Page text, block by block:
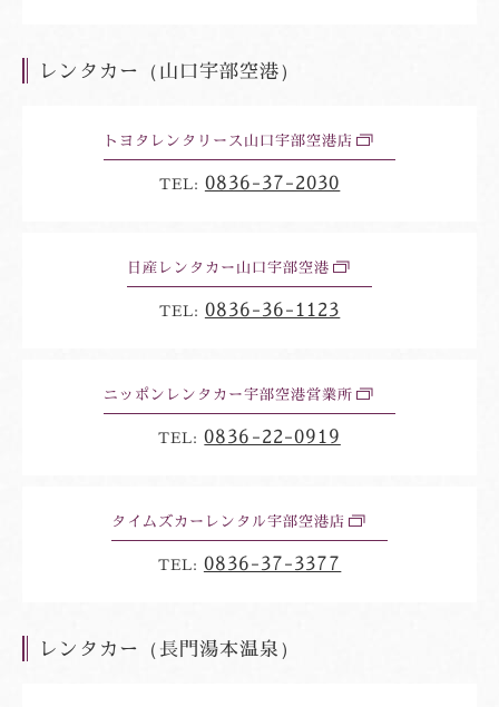
レンタカー（山口宇部空港）
トヨタレンタリース山口宇部空港店 別
ウ
TEL: 0836-37-2030
日産レンタカー山口宇部空港 別
ウ
ィ
TEL: 0836-36-1123
ニッポンレンタカー宇部空港営業所 別
ウ
TEL: 0836-22-0919
タイムズカーレンタル宇部空港店 別
ウ
TEL: 0836-37-3377
レンタカー（長門湯本温泉）